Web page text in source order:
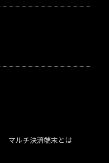
マルチ決済端末とは